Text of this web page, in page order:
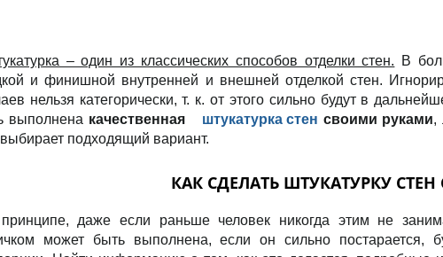
– один из классических способов отделки стен. В
и финишной внутренней и внешней отделкой стен.
нельзя категорически, т. к. от этого сильно будут в
выполнена качественная штукатурка стен своими руками,
подходящий вариант.
КАК СДЕЛАТЬ ШТУКАТУРКУ
даже если раньше человек никогда этим не
может быть выполнена, если он сильно постарается,